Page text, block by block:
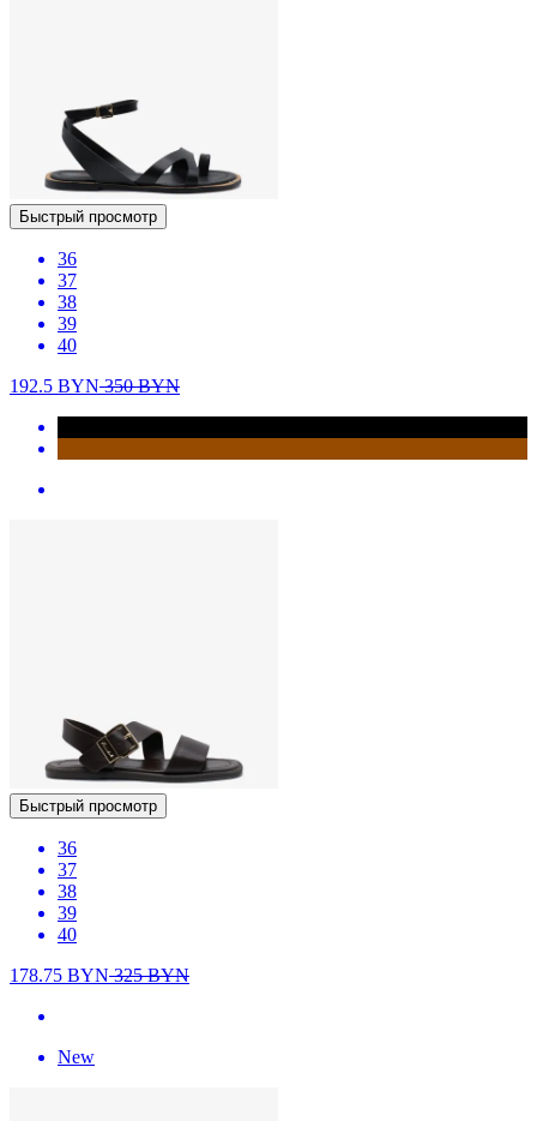
Быстрый просмотр
36
37
38
39
40
192.5 BYN350BYN
Быстрый просмотр
36
37
38
39
40
178.75 BYN325BYN
New